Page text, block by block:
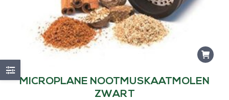
MICROPLANE NOOTMUSKAATMOLEN
ZWART